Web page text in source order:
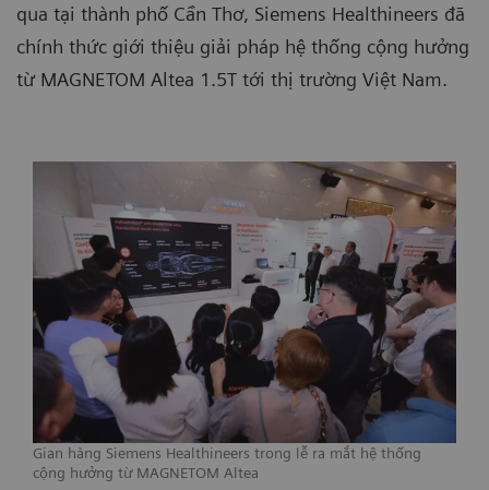
qua tại thành phố Cần Thơ, Siemens Healthineers đã
chính thức giới thiệu giải pháp hệ thống cộng hưởng
từ MAGNETOM Altea 1.5T tới thị trường Việt Nam.
Gian hàng Siemens Healthineers trong lễ ra mắt hệ thống
cộng hưởng từ MAGNETOM Altea